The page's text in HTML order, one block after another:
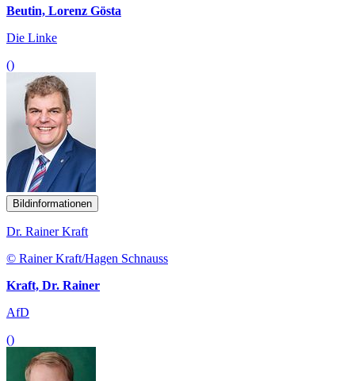
Beutin, Lorenz Gösta
Die Linke
()
Bildinformationen
Dr. Rainer Kraft
© Rainer Kraft/Hagen Schnauss
Kraft, Dr. Rainer
AfD
()